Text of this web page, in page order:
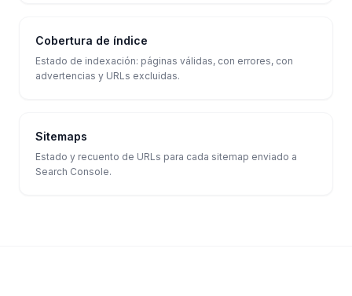
Cobertura de índice
Estado de indexación: páginas válidas, con errores, con
advertencias y URLs excluidas.
Sitemaps
Estado y recuento de URLs para cada sitemap enviado a
Search Console.